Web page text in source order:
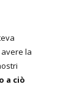
la
a ciò